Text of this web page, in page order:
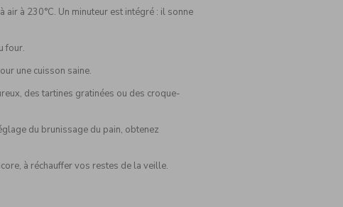
air à 230°C. Un minuteur est intégré : il sonne
four.
une cuisson saine.
des tartines gratinées ou des croque-
du brunissage du pain, obtenez
à réchauffer vos restes de la veille.